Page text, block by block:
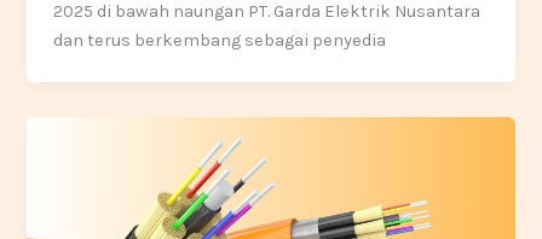
2025 di bawah naungan PT. Garda Elektrik Nusantara
dan terus berkembang sebagai penyedia